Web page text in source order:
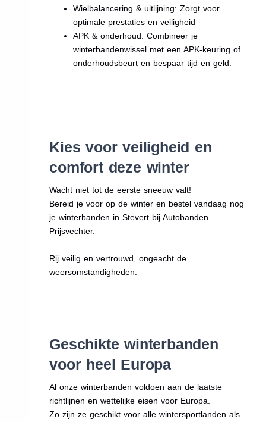
Wielbalancering & uitlijning: Zorgt voor
optimale prestaties en veiligheid
APK & onderhoud: Combineer je
winterbandenwissel met een APK-keuring of
onderhoudsbeurt en bespaar tijd en geld.
Kies voor veiligheid en
comfort deze winter
Wacht niet tot de eerste sneeuw valt!
Bereid je voor op de winter en bestel vandaag nog
je winterbanden in Stevert bij Autobanden
Prijsvechter.
Rij veilig en vertrouwd, ongeacht de
weersomstandigheden.
Geschikte winterbanden
voor heel Europa
Al onze winterbanden voldoen aan de laatste
richtlijnen en wettelijke eisen voor Europa.
Zo zijn ze geschikt voor alle wintersportlanden als